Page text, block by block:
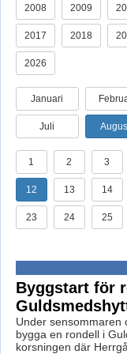
2008 2009
2017 2018
2026
Januari
Juli
1 2 3
12 13 14
23 24 25
Byggstart för
Under sensommaren
bygga en rondell i
korsningen där